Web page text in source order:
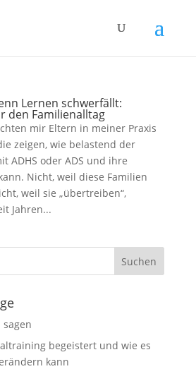
Lernen schwerfällt:
den Familienalltag
mir Eltern in meiner Praxis
zeigen, wie belastend der
ADHS oder ADS und ihre
Nicht, weil diese Familien
weil sie „übertreiben“,
Jahren...
begeistert und wie es
kann